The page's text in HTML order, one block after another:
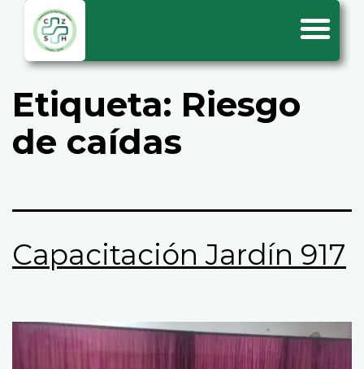
Etiqueta: Riesgo
de caídas
Capacitación Jardín 917